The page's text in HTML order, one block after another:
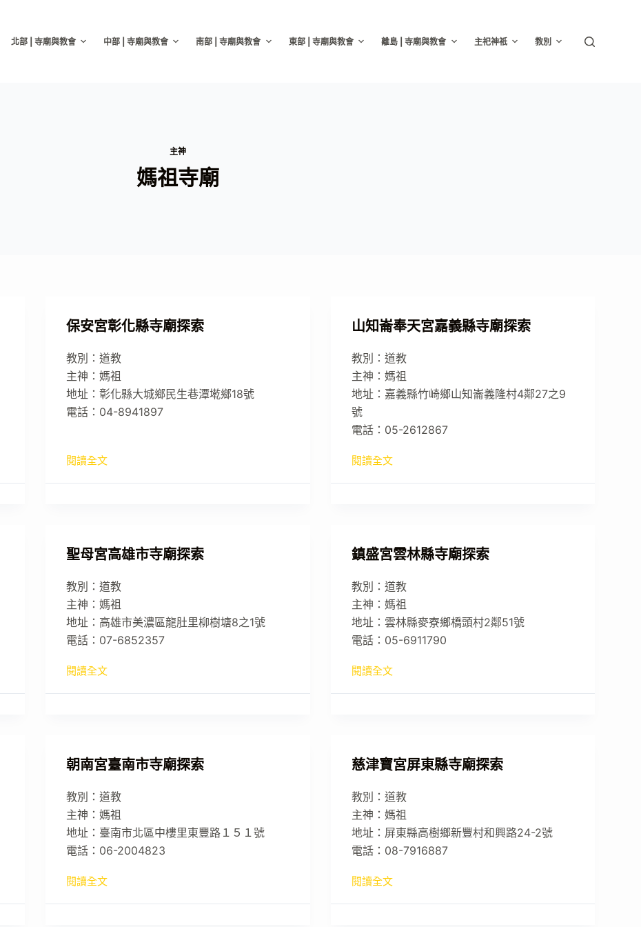
北部 | 寺廟與教會 中部 | 寺廟與教會 南部 | 寺廟與教會 東部 | 寺廟與教會 離島 | 寺廟與教會 主祀神祇 教別
主神
媽祖寺廟
保安宮彰化縣寺廟探索
教別：道教
主神：媽祖
地址：彰化縣大城鄉民生巷潭墘鄉18號
電話：04-8941897
閱讀全文
山知崙奉天宮嘉義縣寺廟探索
教別：道教
主神：媽祖
地址：嘉義縣竹崎鄉山知崙義隆村4鄰27之9
號
電話：05-2612867
閱讀全文
聖母宮高雄市寺廟探索
教別：道教
主神：媽祖
地址：高雄市美濃區龍肚里柳樹塘8之1號
電話：07-6852357
閱讀全文
鎮盛宮雲林縣寺廟探索
教別：道教
主神：媽祖
地址：雲林縣麥寮鄉橋頭村2鄰51號
電話：05-6911790
閱讀全文
朝南宮臺南市寺廟探索
教別：道教
主神：媽祖
地址：臺南市北區中樓里東豐路１５１號
電話：06-2004823
閱讀全文
慈津寶宮屏東縣寺廟探索
教別：道教
主神：媽祖
地址：屏東縣高樹鄉新豐村和興路24-2號
電話：08-7916887
閱讀全文